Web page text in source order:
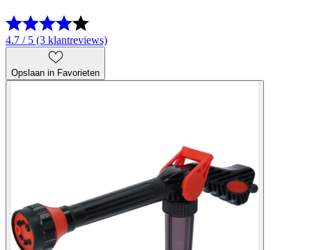
4.7 / 5 (3 klantreviews)
Opslaan in Favorieten